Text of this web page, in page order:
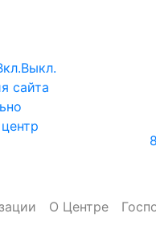
Выкл.
сайта
О Центре